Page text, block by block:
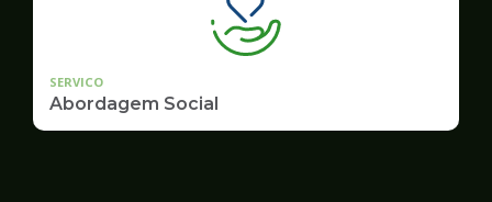
SERVICO
Abordagem Social